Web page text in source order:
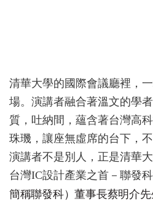
清華大學的國際會議廳裡，
場。演講者融合著溫文的學
質，吐納間，蘊含著台灣高
珠璣，讓座無虛席的台下，
演講者不是別人，正是清華
台灣IC設計產業之首－聯發
簡稱聯發科）董事長蔡明介先